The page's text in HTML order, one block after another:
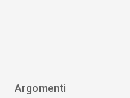
Argomenti